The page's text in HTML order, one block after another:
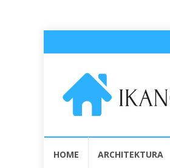
HOME ARCHITEKTURA